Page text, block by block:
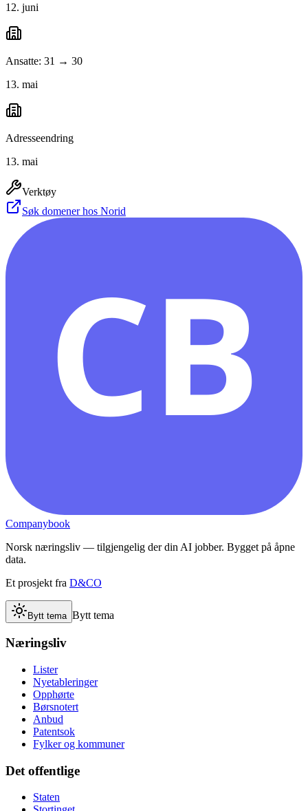
12. juni
Ansatte: 31 → 30
13. mai
Adresseendring
13. mai
Verktøy
Søk domener hos Norid
CB
Companybook
Norsk næringsliv — tilgjengelig der din AI jobber. Bygget på åpne
data.
Et prosjekt fra D&CO
Bytt tema Bytt tema
Næringsliv
Lister
Nyetableringer
Opphørte
Børsnotert
Anbud
Patentsok
Fylker og kommuner
Det offentlige
Staten